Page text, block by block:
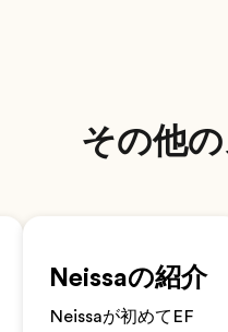
その他
Neissaの紹介
Neissaが初めてEF